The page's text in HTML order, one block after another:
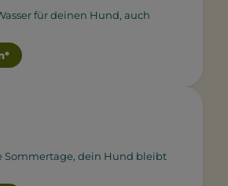
für deinen Hund, auch
Sommertage, dein Hund bleibt